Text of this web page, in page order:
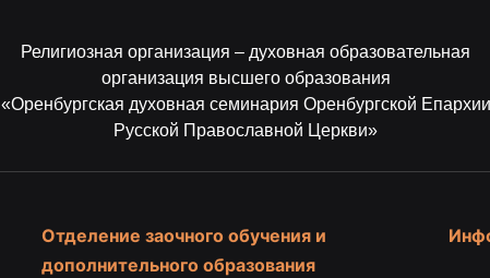
Религиозная организация – духовная образовательная
организация высшего образования
«Оренбургская духовная семинария Оренбургской Епархии
Русской Православной Церкви»
Отделение заочного обучения и
дополнительного образования